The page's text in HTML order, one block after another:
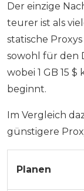
Der einzige
teurer ist als
statische
sowohl für den
wobei 1 GB 15
beginnt.
Im Vergleich
günstigere
Planen